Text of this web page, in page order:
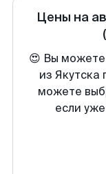
Цены на
😍 Вы можете
из Якутска
можете
если